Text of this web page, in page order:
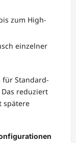
zum High-
einzelner
für Standard-
reduziert
spätere